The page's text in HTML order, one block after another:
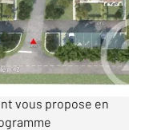
Century21
vous propose en